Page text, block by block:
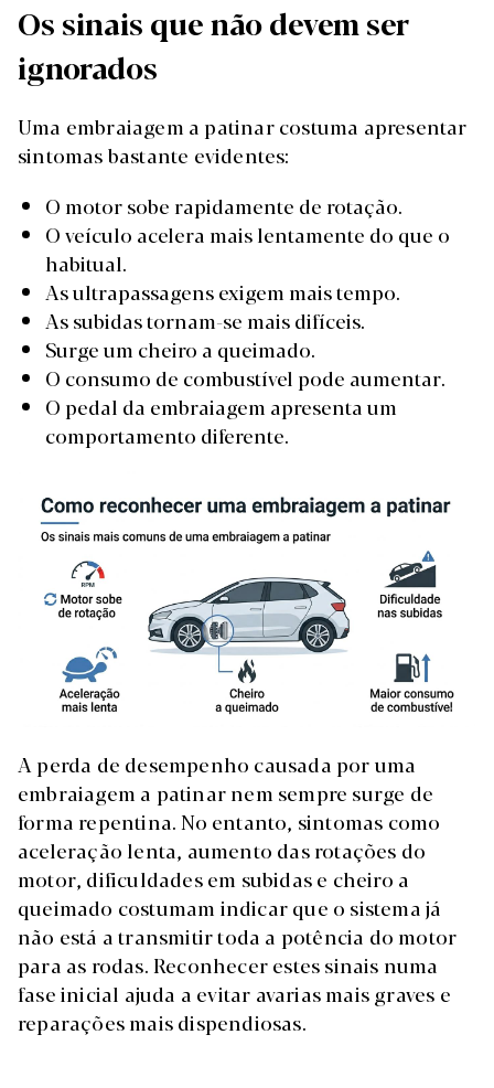
Os sinais que não devem ser
ignorados
Uma embraiagem a patinar costuma apresentar
sintomas bastante evidentes:
O motor sobe rapidamente de rotação.
O veículo acelera mais lentamente do que o
habitual.
As ultrapassagens exigem mais tempo.
As subidas tornam-se mais difíceis.
Surge um cheiro a queimado.
O consumo de combustível pode aumentar.
O pedal da embraiagem apresenta um
comportamento diferente.
A perda de desempenho causada por uma
embraiagem a patinar nem sempre surge de
forma repentina. No entanto, sintomas como
aceleração lenta, aumento das rotações do
motor, dificuldades em subidas e cheiro a
queimado costumam indicar que o sistema já
não está a transmitir toda a potência do motor
para as rodas. Reconhecer estes sinais numa
fase inicial ajuda a evitar avarias mais graves e
reparações mais dispendiosas.